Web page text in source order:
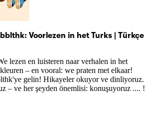
Voorlezen in het Turks | Türkçe
lezen en luisteren naar verhalen in het
– en vooral: we praten met elkaar!
gelin! Hikayeler okuyor ve dinliyoruz.
– ve her şeyden önemlisi: konuşuyoruz .... !